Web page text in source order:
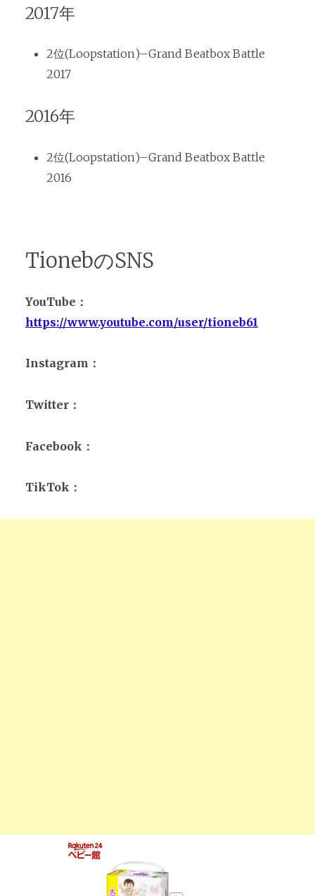
2017年
2位(Loopstation)–Grand Beatbox Battle
2017
2016年
2位(Loopstation)–Grand Beatbox Battle
2016
TionebのSNS
YouTube：
https://www.youtube.com/user/tioneb61
Instagram：
Twitter：
Facebook：
TikTok：